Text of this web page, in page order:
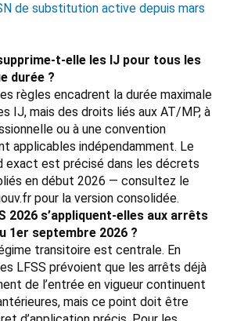
de substitution active depuis mars
t-elle les IJ pour tous les
durée ?
règles encadrent la durée maximale
IJ, mais des droits liés aux AT/MP, à
ou à une convention
applicables indépendamment. Le
exact est précisé dans les décrets
en début 2026 — consultez le
pour la version consolidée.
2026 s’appliquent-elles aux arrêts
1er septembre 2026 ?
transitoire est centrale. En
LFSS prévoient que les arrêts déjà
de l’entrée en vigueur continuent
mais ce point doit être